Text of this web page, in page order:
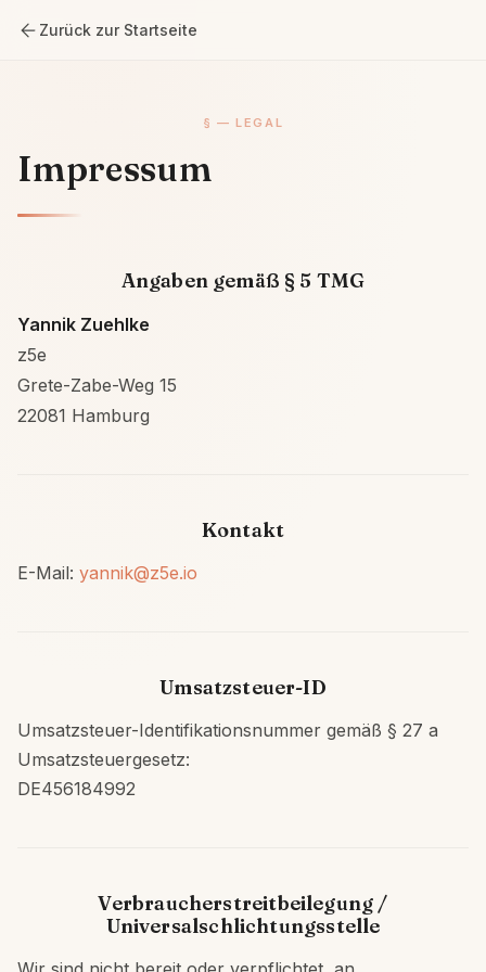
Zurück zur Startseite
§ — LEGAL
Impressum
Angaben gemäß § 5 TMG
Yannik Zuehlke
z5e
Grete-Zabe-Weg 15
22081 Hamburg
Kontakt
E-Mail: yannik@z5e.io
Umsatzsteuer-ID
Umsatzsteuer-Identifikationsnummer gemäß § 27 a
Umsatzsteuergesetz:
DE456184992
Verbraucherstreitbeilegung /
Universalschlichtungsstelle